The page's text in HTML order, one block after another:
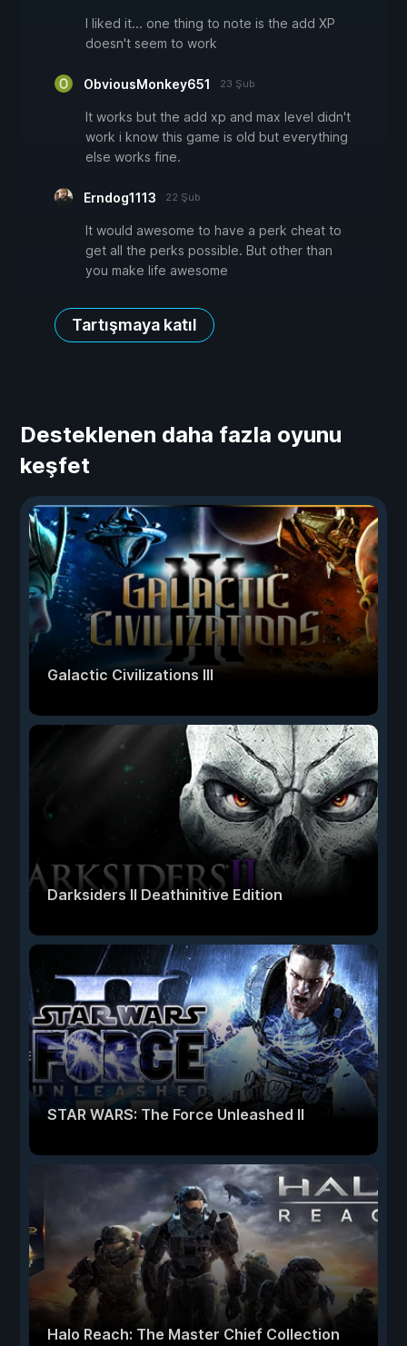
I liked it... one thing to note is the add XP
doesn't seem to work
ObviousMonkey651 23 Şub
It works but the add xp and max level didn't
work i know this game is old but everything
else works fine.
Erndog1113 22 Şub
It would awesome to have a perk cheat to
get all the perks possible. But other than
you make life awesome
Tartışmaya katıl
Desteklenen daha fazla oyunu
keşfet
Galactic Civilizations III
Darksiders II Deathinitive Edition
STAR WARS: The Force Unleashed II
Halo Reach: The Master Chief Collection